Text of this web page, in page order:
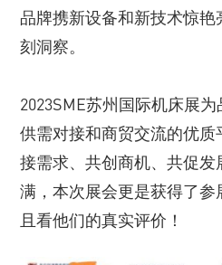
品牌携新设备和新技术惊
刻洞察。
2023SME苏州国际机床展
供需对接和商贸交流的优
接需求、共创商机、共促
满，本次展会更是获得了参
且看他们的真实评价！